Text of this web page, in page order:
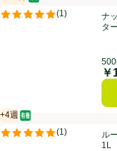
ナッシュ 自然の恵みで香
賞味・消費期限保証：1
オーガニック/有機
(1)
評価は1件のレビューで5
ナ
タ
価
￥
ルードヘルス オーガニッ
+4週
賞味・消費期限保証：4
オーガニック/有機
(1)
評価は1件のレビューで5ル
1L